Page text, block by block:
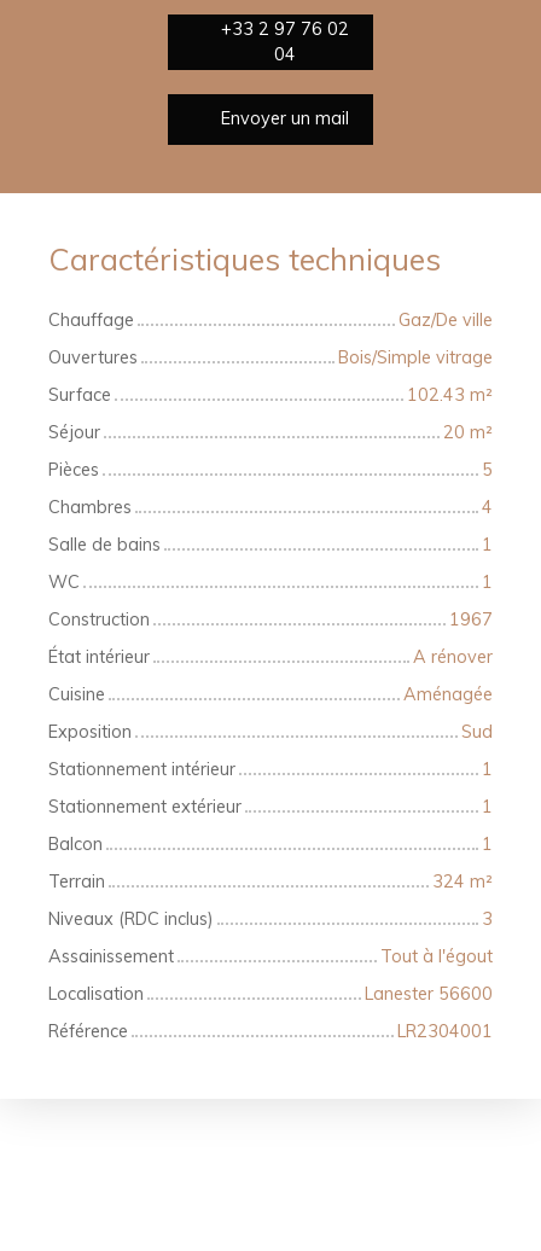
+33 2 97 76 02
04
Envoyer un mail
Caractéristiques techniques
Chauffage
Gaz/De ville
Ouvertures
Bois/Simple vitrage
Surface
102.43 m²
Séjour
20 m²
Pièces
5
Chambres
4
Salle de bains
1
WC
1
Construction
1967
État intérieur
A rénover
Cuisine
Aménagée
Exposition
Sud
Stationnement intérieur
1
Stationnement extérieur
1
Balcon
1
Terrain
324 m²
Niveaux (RDC inclus)
3
Assainissement
Tout à l'égout
Localisation
Lanester 56600
Référence
LR2304001